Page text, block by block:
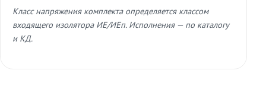
Класс напряжения комплекта определяется классом
входящего изолятора ИЕ/ИЕп. Исполнения — по каталогу
и КД.